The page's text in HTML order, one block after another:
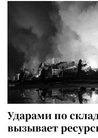
Ударами по
вызывает